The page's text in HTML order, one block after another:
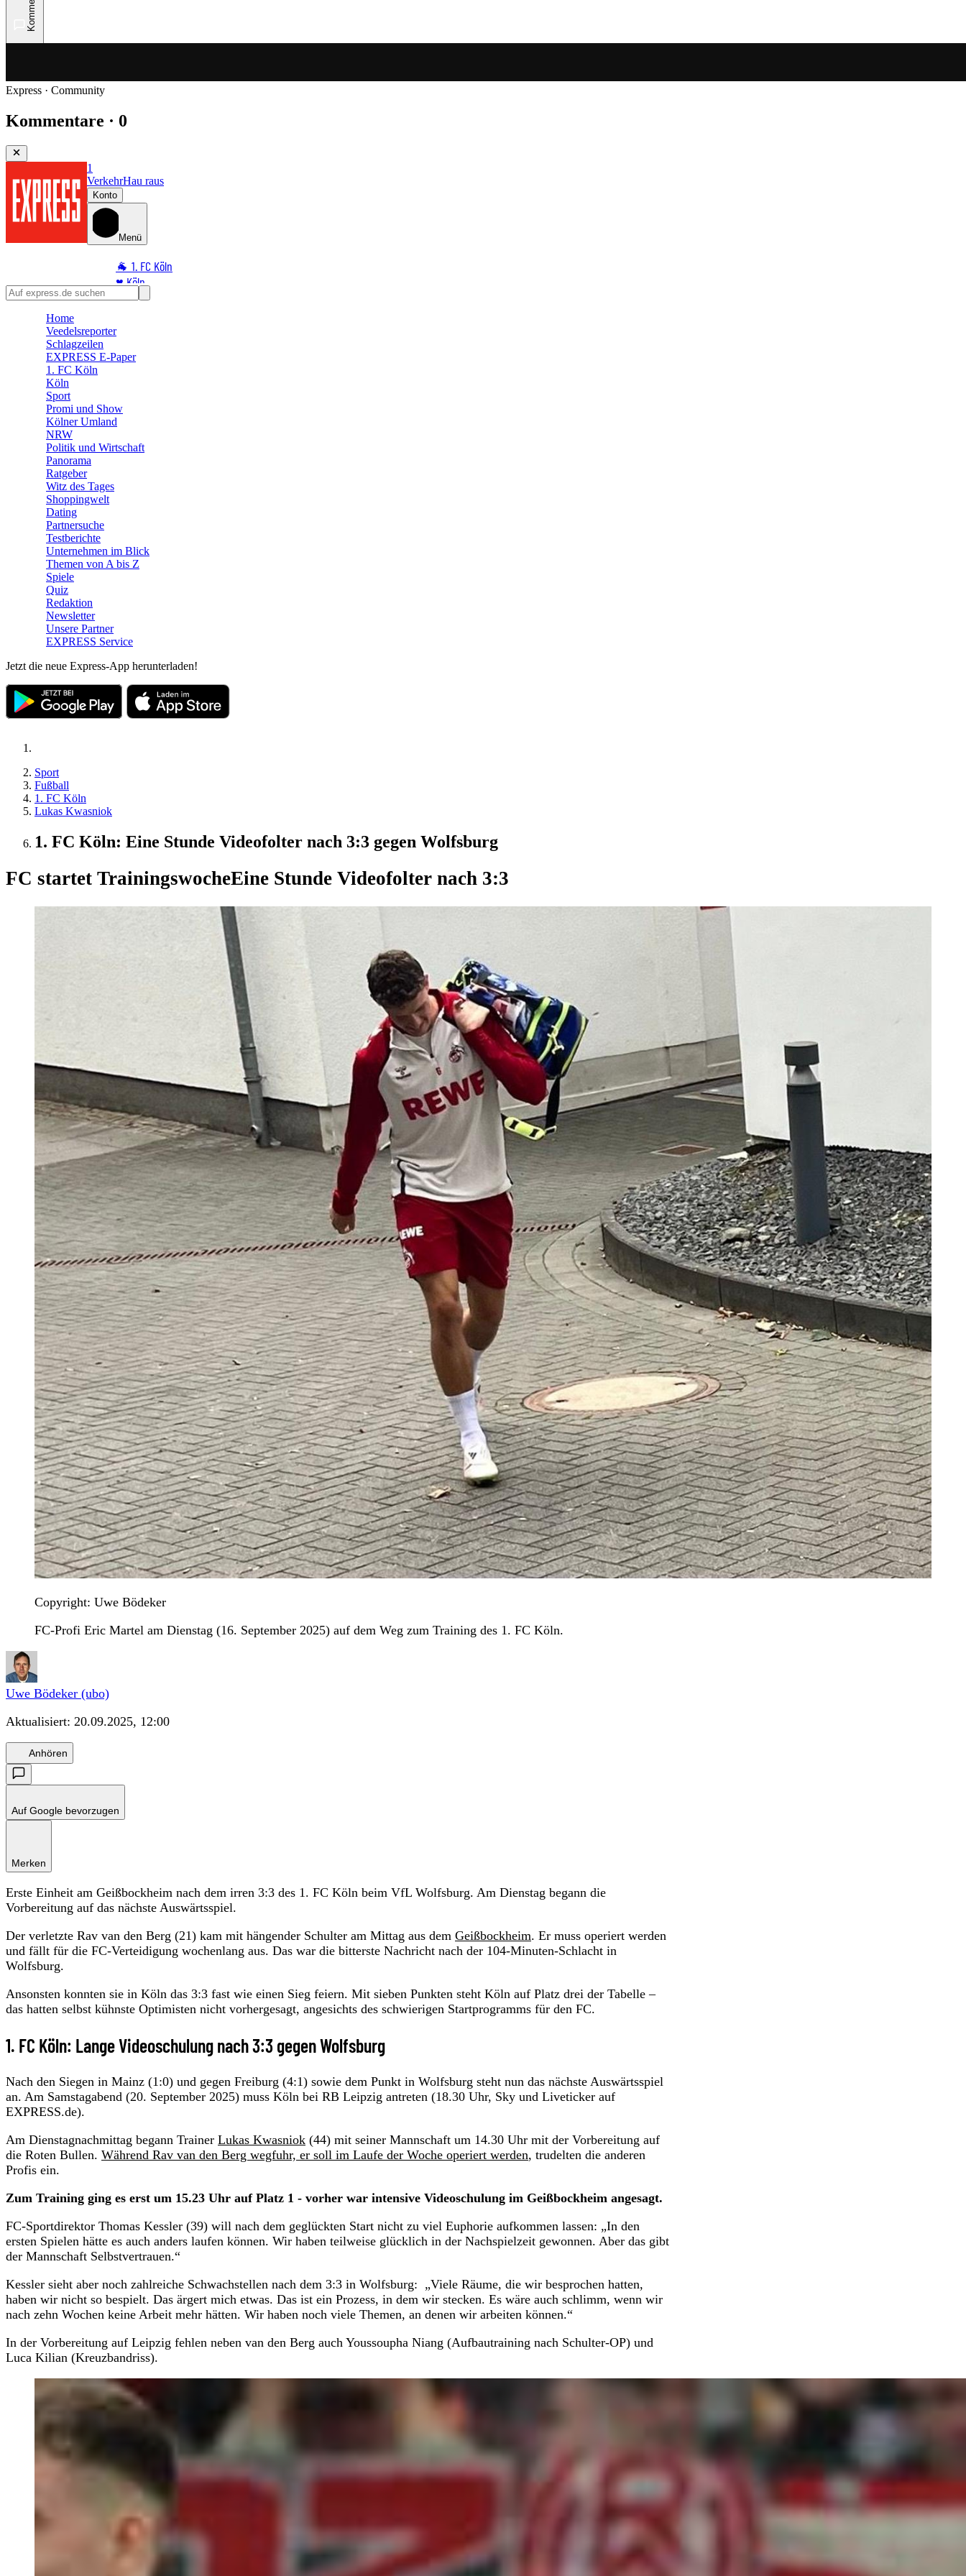
Express · Community
Kommentare · 0
1
VerkehrHau raus
Konto
Menü
🐐 1. FC Köln
♥️ Köln
⭐ Promi
🛒 Shoppingwelt
🧩 Spiele
Home
Veedelsreporter
Schlagzeilen
EXPRESS E-Paper
1. FC Köln
Köln
Sport
Promi und Show
Kölner Umland
NRW
Politik und Wirtschaft
Panorama
Ratgeber
Witz des Tages
Shoppingwelt
Dating
Partnersuche
Testberichte
Unternehmen im Blick
Themen von A bis Z
Spiele
Quiz
Redaktion
Newsletter
Unsere Partner
EXPRESS Service
Jetzt die neue Express-App herunterladen!
Sport
Fußball
1. FC Köln
Lukas Kwasniok
1. FC Köln: Eine Stunde Videofolter nach 3:3 gegen Wolfsburg
FC startet TrainingswocheEine Stunde Videofolter nach 3:3
Copyright: Uwe Bödeker
FC-Profi Eric Martel am Dienstag (16. September 2025) auf dem Weg zum Training des 1. FC Köln.
Uwe Bödeker (ubo)
Aktualisiert: 20.09.2025, 12:00
Anhören
Auf Google bevorzugen
Merken
Erste Einheit am Geißbockheim nach dem irren 3:3 des 1. FC Köln beim VfL Wolfsburg. Am Dienstag begann die
Vorbereitung auf das nächste Auswärtsspiel.
Der verletzte Rav van den Berg (21) kam mit hängender Schulter am Mittag aus dem Geißbockheim. Er muss operiert werden
und fällt für die FC-Verteidigung wochenlang aus. Das war die bitterste Nachricht nach der 104-Minuten-Schlacht in
Wolfsburg.
Ansonsten konnten sie in Köln das 3:3 fast wie einen Sieg feiern. Mit sieben Punkten steht Köln auf Platz drei der Tabelle –
das hatten selbst kühnste Optimisten nicht vorhergesagt, angesichts des schwierigen Startprogramms für den FC.
1. FC Köln: Lange Videoschulung nach 3:3 gegen Wolfsburg
Nach den Siegen in Mainz (1:0) und gegen Freiburg (4:1) sowie dem Punkt in Wolfsburg steht nun das nächste Auswärtsspiel
an. Am Samstagabend (20. September 2025) muss Köln bei RB Leipzig antreten (18.30 Uhr, Sky und Liveticker auf
EXPRESS.de).
Am Dienstagnachmittag begann Trainer Lukas Kwasniok (44) mit seiner Mannschaft um 14.30 Uhr mit der Vorbereitung auf
die Roten Bullen. Während Rav van den Berg wegfuhr, er soll im Laufe der Woche operiert werden, trudelten die anderen
Profis ein.
Zum Training ging es erst um 15.23 Uhr auf Platz 1 - vorher war intensive Videoschulung im Geißbockheim angesagt.
FC-Sportdirektor Thomas Kessler (39) will nach dem geglückten Start nicht zu viel Euphorie aufkommen lassen: „In den
ersten Spielen hätte es auch anders laufen können. Wir haben teilweise glücklich in der Nachspielzeit gewonnen. Aber das gibt
der Mannschaft Selbstvertrauen.“
Kessler sieht aber noch zahlreiche Schwachstellen nach dem 3:3 in Wolfsburg: „Viele Räume, die wir besprochen hatten,
haben wir nicht so bespielt. Das ärgert mich etwas. Das ist ein Prozess, in dem wir stecken. Es wäre auch schlimm, wenn wir
nach zehn Wochen keine Arbeit mehr hätten. Wir haben noch viele Themen, an denen wir arbeiten können.“
In der Vorbereitung auf Leipzig fehlen neben van den Berg auch Youssoupha Niang (Aufbautraining nach Schulter-OP) und
Luca Kilian (Kreuzbandriss).